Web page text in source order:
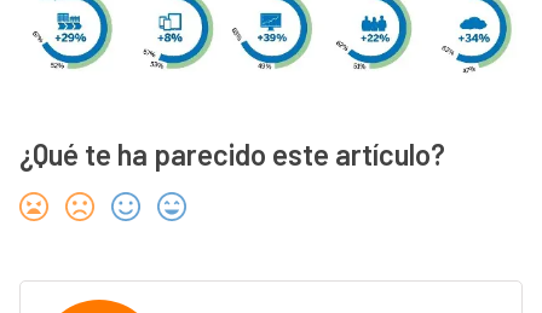
¿Qué te ha parecido este artículo?